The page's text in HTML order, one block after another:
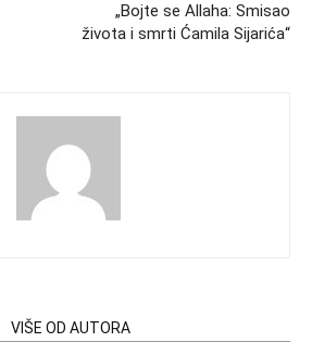
„Bojte se Allaha: Smisao
života i smrti Ćamila Sijarića“
VIŠE OD AUTORA